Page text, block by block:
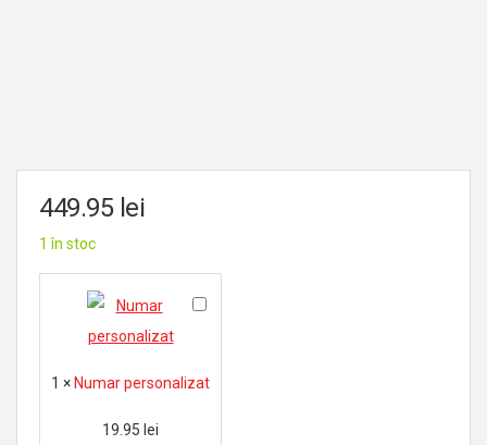
449.95 lei
1 în stoc
N
1 × Numar personalizat
19.95 lei